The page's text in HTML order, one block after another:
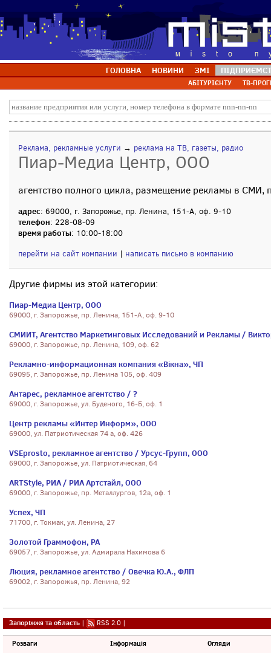
ГОЛОВНА НОВИНИ ЗМІ
АБІТУРІЄНТУ ТВ-
Реклама, рекламные услуги → реклама на ТВ, газеты, радио
Пиар-Медиа Центр, ООО
агентство полного цикла, размещение рекламы в СМИ,
адрес: 69000, г. Запорожье, пр. Ленина, 151-А, оф. 9-10
телефон: 228-08-09
время работы: 10:00-18:00
перейти на сайт компании | написать письмо в компанию
Другие фирмы из этой категории:
Пиар-Медиа Центр, ООО
69000, г. Запорожье, пр. Ленина, 151-А, оф. 9-10
СМИИТ, Агентство Маркетинговых Исследований и Рекламы /
69000, г. Запорожье, пр. Ленина, 109, оф. 62
Рекламно-информационная компания «Вікна», ЧП
69095, г. Запорожье, пр. Ленина 105, оф. 409
Антарес, рекламное агентство / ?
69000, г. Запорожье, ул. Буденого, 16-Б, оф. 1
Центр рекламы «Интер Информ», ООО
69000, ул. Патриотическая 74 а, оф. 426
VSEprosto, рекламное агентство / Урсус-Групп, ООО
69000, г. Запорожье, ул. Патриотическая, 64
ARTStyle, РИА / РИА Артстайл, ООО
69000, г. Запорожье, пр. Металлургов, 12а, оф. 1
Успех, ЧП
71700, г. Токмак, ул. Ленина, 27
Золотой Граммофон, РА
69057, г. Запорожье, ул. Адмирала Нахимова 6
Люция, рекламное агентство / Овечка Ю.А., ФЛП
69002, г. Запорожья, пр. Ленина, 92
Запоріжжя та область | RSS 2.0 |
Розваги Інформація Огляди